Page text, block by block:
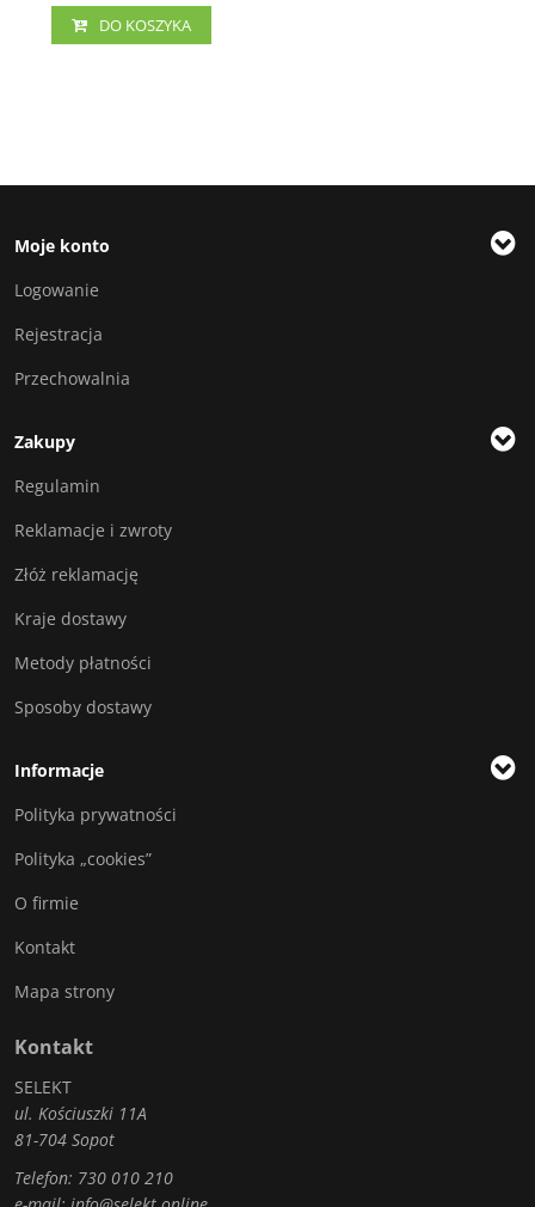
DO KOSZYKA
Moje konto
Logowanie
Rejestracja
Przechowalnia
Zakupy
Regulamin
Reklamacje i zwroty
Złóż reklamację
Kraje dostawy
Metody płatności
Sposoby dostawy
Informacje
Polityka prywatności
Polityka „cookies”
O firmie
Kontakt
Mapa strony
Kontakt
SELEKT
ul. Kościuszki 11A
81-704 Sopot
Telefon: 730 010 210